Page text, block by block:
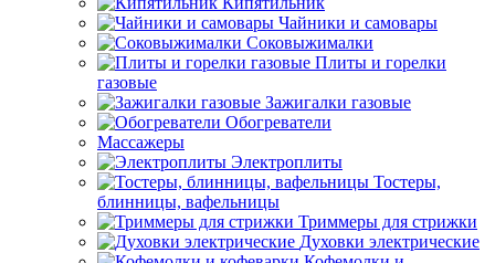
Чайники и самовары
Соковыжималки
Плиты и горелки
газовые
Зажигалки газовые
Обогреватели
Массажеры
Электроплиты
Тостеры,
блинницы, вафельницы
Триммеры для стрижки
Духовки электрические